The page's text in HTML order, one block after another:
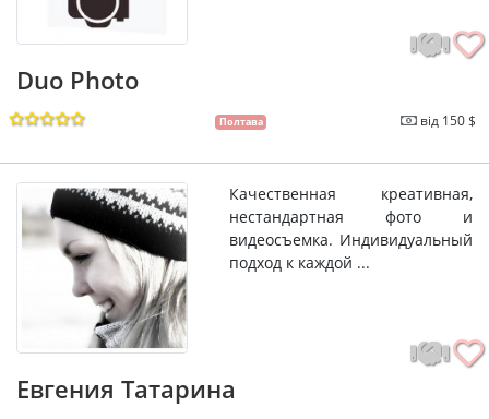
Duo Photo
Полтава від 150 $
Качественная креативная,
нестандартная фото и
видеосъемка. Индивидуальный
подход к каждой ...
Евгения Татарина